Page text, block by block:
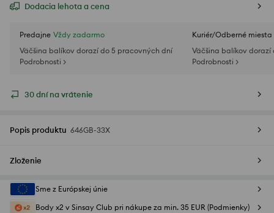
Dodacia lehota a cena
Predajne Vždy zadarmo
Väčšina balíkov dorazí do 5 pracovných dní
Podrobnosti >
Kuriér/Odberné miesta
Väčšina balíkov
Podrobnosti >
30 dní na vrátenie
Popis produktu 646GB-33X
Zloženie
Sme z Európskej únie
Body x2 v Sinsay Club pri nákupe za min. 35 EUR (Podmienky)